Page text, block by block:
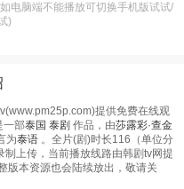
电脑端不能播放可切换手机版试试/
)
提供免费在线观
一部泰国 泰剧 作品，由莎露彩·查金
为泰语 。全片(剧)时长116（单位分
上传，当前播放线路由韩剧tv网提
版本资源也会陆续放出，敬请关